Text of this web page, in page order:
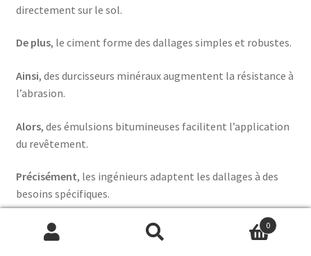
directement sur le sol.
De plus, le ciment forme des dallages simples et robustes.
Ainsi, des durcisseurs minéraux augmentent la résistance à
l’abrasion.
Alors, des émulsions bitumineuses facilitent l’application
du revêtement.
Précisément, les ingénieurs adaptent les dallages à des
besoins spécifiques.
Ensuite, des dalles et des pavés habillent les sols
extérieurs.
Recherche
Recherche
0